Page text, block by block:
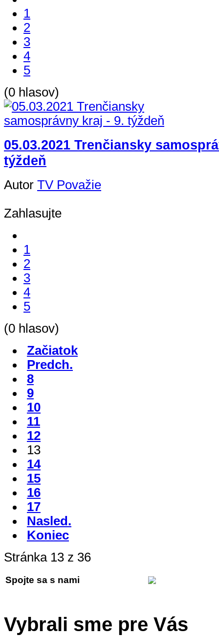
1
2
3
4
5
(0 hlasov)
05.03.2021 Trenčiansky
týždeň
Autor TV Považie
Zahlasujte
1
2
3
4
5
(0 hlasov)
Začiatok
Predch.
8
9
10
11
12
13
14
15
16
17
Nasled.
Koniec
Stránka 13 z 36
Spojte sa s nami
Vybrali sme pre Vás